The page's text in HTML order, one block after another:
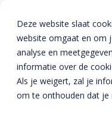
Deze website slaat
website omgaat en om
analyse en
informatie over de
Als je weigert, zal je
om te onthouden dat je
Home»